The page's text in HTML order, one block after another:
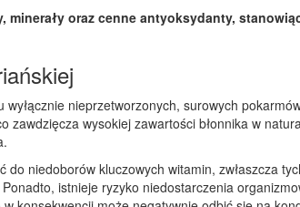
minerały oraz cenne antyoksydanty,
nieprzetworzonych, surowych
zawdzięcza wysokiej zawartości błonnika w
do niedoborów kluczowych witamin, zwłaszcza
Ponadto, istnieje ryzyko niedostarczenia